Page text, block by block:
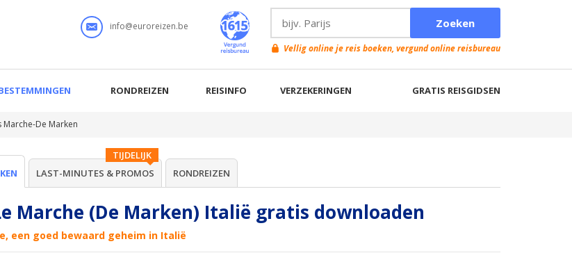
info@euroreizen.be
Vellig online je reis boeken, vergund online reisbureau
RONDREIZEN REISINFO VERZEKERINGEN GRATIS REISGIDSEN
Marche-De Marken
TIJDELIJK
LAST-MINUTES & PROMOS
RONDREIZEN
Marche (De Marken) Italië gratis downloaden
een goed bewaard geheim in Italië